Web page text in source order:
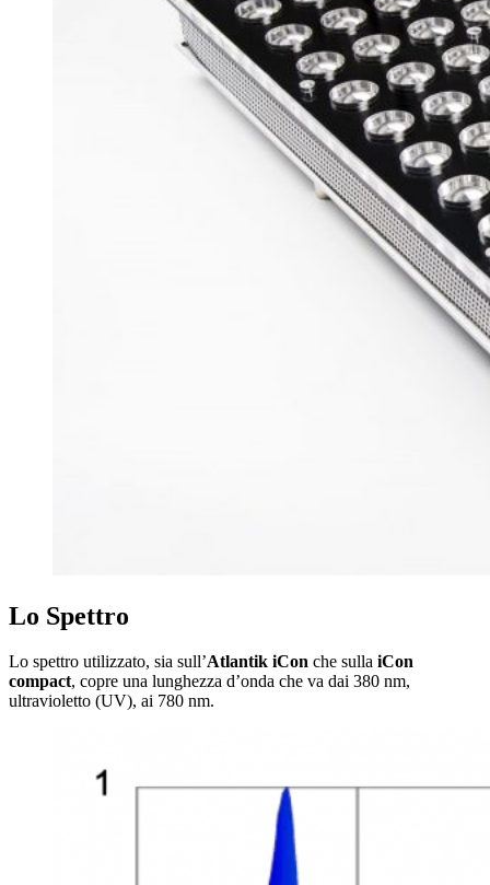
Lo Spettro
Lo spettro utilizzato, sia sull’Atlantik iCon che sulla iCon
compact, copre una lunghezza d’onda che va dai 380 nm,
ultravioletto (UV), ai 780 nm.